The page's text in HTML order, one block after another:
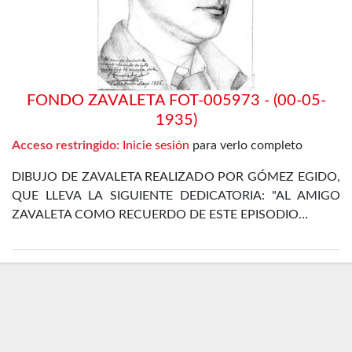
FONDO ZAVALETA FOT-005973 - (00-05-
1935)
Acceso restringido: Inicie sesión para verlo completo
DIBUJO DE ZAVALETA REALIZADO POR GÓMEZ EGIDO,
QUE LLEVA LA SIGUIENTE DEDICATORIA: "AL AMIGO
ZAVALETA COMO RECUERDO DE ESTE EPISODIO…